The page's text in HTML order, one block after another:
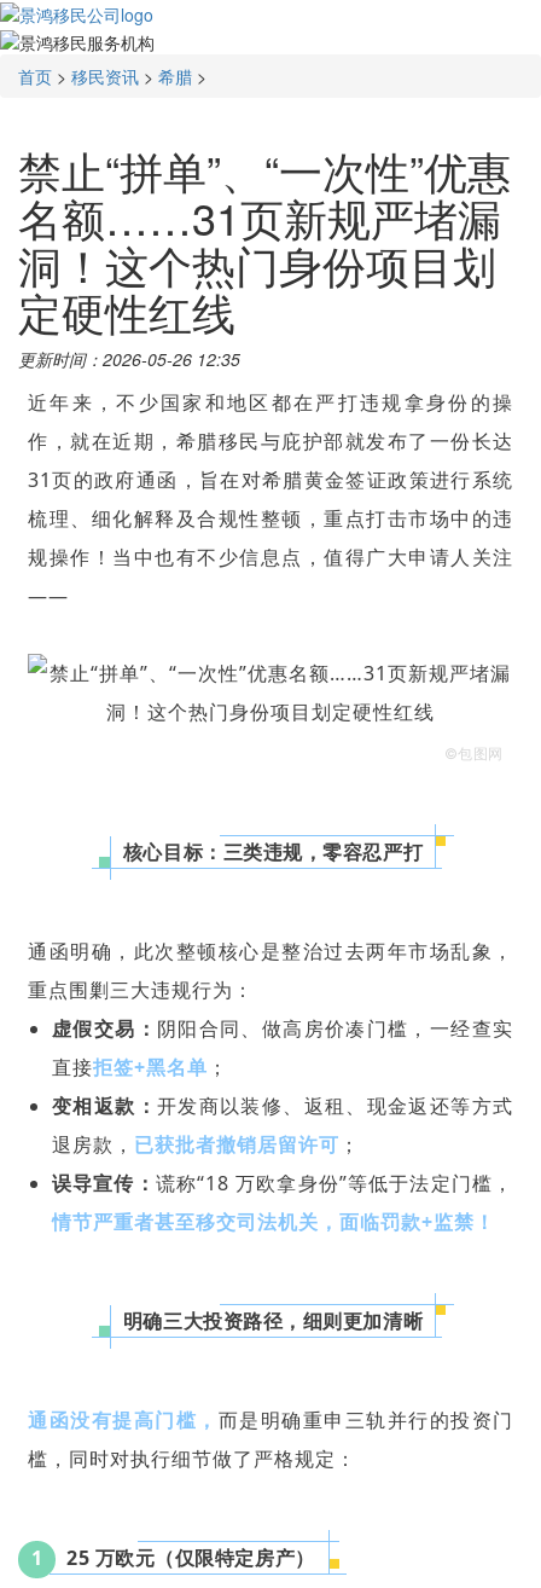
首页 > 移民资讯 > 希腊 >
禁止“拼单”、“一次性”优惠
名额……31页新规严堵漏
洞！这个热门身份项目划
定硬性红线
更新时间：2026-05-26 12:35
近年来，不少国家和地区都在严打违规拿身份的操
作，就在近期，希腊移民与庇护部就发布了一份长达
31页的政府通函，旨在对希腊黄金签证政策进行系统
梳理、细化解释及合规性整顿，重点打击市场中的违
规操作！当中也有不少信息点，值得广大申请人关注
——
©包图网
核心目标：三类违规，零容忍严打
通函明确，此次整顿核心是整治过去两年市场乱象，
重点围剿三大违规行为：
虚假交易： 阴阳合同、做高房价凑门槛，一经查实
直接拒签+黑名单 ；
变相返款： 开发商以装修、返租、现金返还等方式
退房款， 已获批者撤销居留许可 ；
误导宣传： 谎称“18 万欧拿身份”等低于法定门槛，
情节严重者甚至移交司法机关，面临罚款+监禁！
明确三大投资路径，细则更加清晰
通函没有提高门槛， 而是明确重申三轨并行的投资门
槛，同时对执行细节做了严格规定：
1 25 万欧元（仅限特定房产）